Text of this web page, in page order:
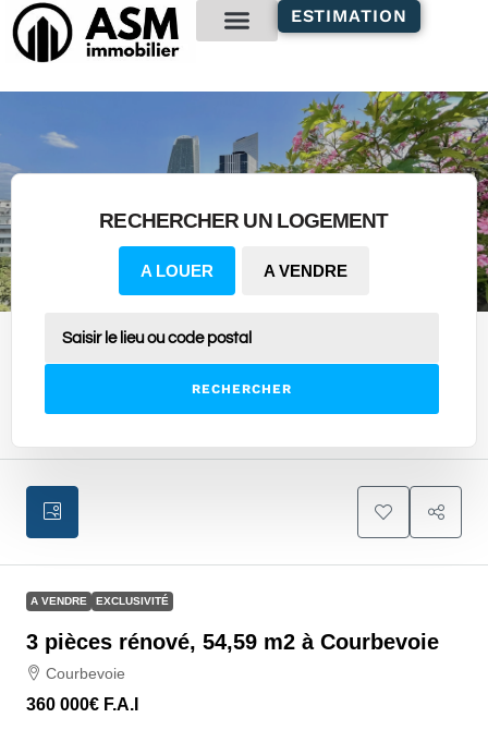
principal
ESTIMATION
RECHERCHER UN LOGEMENT
A LOUER A VENDRE
RECHERCHER
A VENDRE EXCLUSIVITÉ
3 pièces rénové, 54,59 m2 à Courbevoie
Courbevoie
360 000€ F.A.I